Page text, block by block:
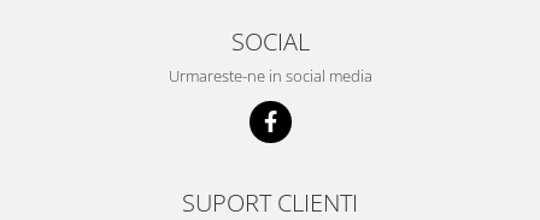
SOCIAL
Urmareste-ne in social media
SUPORT CLIENTI